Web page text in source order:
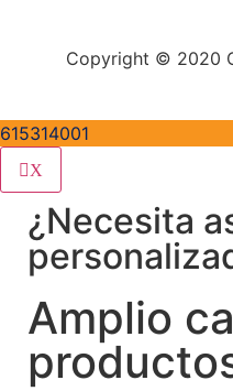
Copyright © 2020
615314001
X
¿Necesita
Amplio